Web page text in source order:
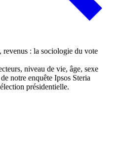
niveau de vie, âge, sexe
notre enquête Ipsos Steria
présidentielle.